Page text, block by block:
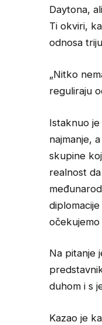
Daytona,
Ti okviri,
odnosa
„Nitko
reguliraju
Istaknuo
najmanje,
skupine
realnost
očekujemo
Na pitanje
duhom i s
Kazao je